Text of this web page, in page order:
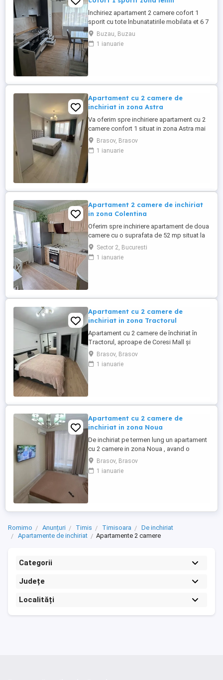
lnchiriez apartament 2 camere cofort 1
sporit cu tote lnbunatatirile mobilata et 6 7
cu centrala termica parchet gresie faenta
taplarie termopan balconul lnchis ln
tetmopa zona lenin
Buzau, Buzau
1 ianuarie
Apartament cu 2 camere de
inchiriat in zona Astra
Va oferim spre inchiriere apartament cu 2
camere confort 1 situat in zona Astra mai
exact zona Ardealului zona buna a
orasului linistita. Apartamentul este
decomandat cu o suprafata utila de 50
Brasov, Brasov
1 ianuarie
Apartament 2 camere de inchiriat
in zona Colentina
Oferim spre inchiriere apartament de doua
camere cu o suprafata de 52 mp situat la
etajul 4 complet mobilat si utilat in zona
Colentina str Vasile Bacila ,imobilul este
disponibil cu mutare imediata .
Sector 2, Bucuresti
1 ianuarie
Apartament cu 2 camere de
inchiriat in zona Tractorul
Apartament cu 2 camere de închiriat în
Tractorul, aproape de Coresi Mall și
mijloace de transport. Situat la etajul 1,
într-un bloc nou, cu suprafață utilă de 53
mp. Compartimentare decomandată,
Brasov, Brasov
1 ianuarie
Apartament cu 2 camere de
inchiriat in zona Noua
De inchiriat pe termen lung un apartament
cu 2 camere in zona Noua , avand o
suprafata utila de 49 mp , etajul 1 .
Apartamentul are ca si dotari , aragaz ,
masina de spalat , aragaz , centrala
Brasov, Brasov
1 ianuarie
Romimo Anunțuri Timis Timisoara
De inchiriat
Apartamente de inchiriat
Apartamente 2 camere
Categorii
Județe
Localități